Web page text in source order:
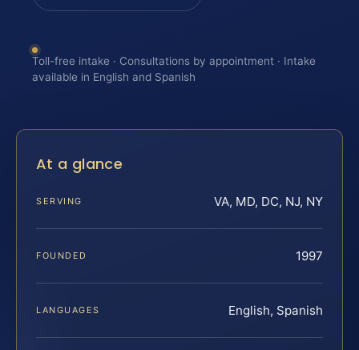
Toll-free intake · Consultations by appointment · Intake
available in English and Spanish
At a glance
SERVING VA, MD, DC, NJ, NY
FOUNDED 1997
LANGUAGES English, Spanish